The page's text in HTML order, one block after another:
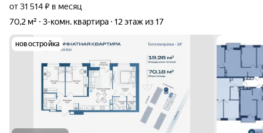
от 31 514 ₽ в месяц
70,2 м²
3-комн. квартира 12 этаж из 17
новостройка